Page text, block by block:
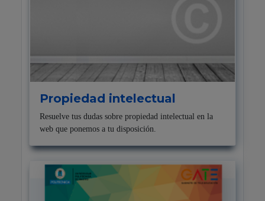
Propiedad intelectual
Resuelve tus dudas sobre propiedad intelectual en la
web que ponemos a tu disposición.